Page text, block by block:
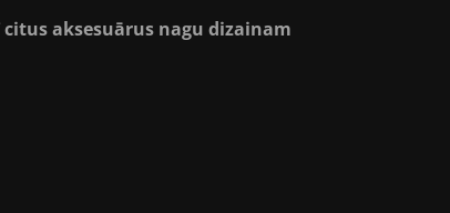
aksesuārus nagu dizainam